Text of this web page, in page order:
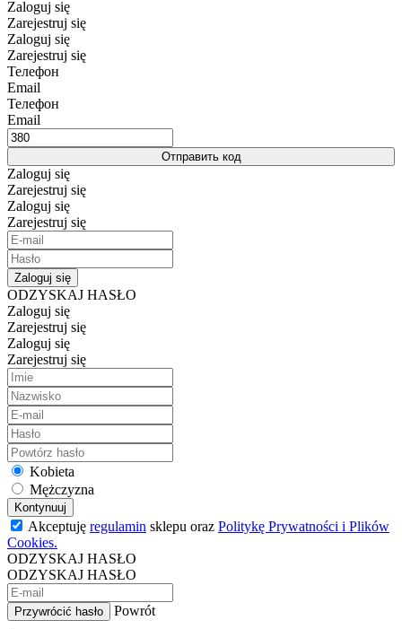
Zaloguj się
Zarejestruj się
Zaloguj się
Zarejestruj się
Телефон
Email
Телефон
Email
Отправить код
Zaloguj się
Zarejestruj się
Zaloguj się
Zarejestruj się
Zaloguj się
ODZYSKAJ HASŁO
Zaloguj się
Zarejestruj się
Zaloguj się
Zarejestruj się
Kobieta
Mężczyzna
Kontynuuj
Akceptuję regulamin sklepu oraz Politykę Prywatności i Plików
Cookies.
ODZYSKAJ HASŁO
ODZYSKAJ HASŁO
Przywrócić hasło
Powrót